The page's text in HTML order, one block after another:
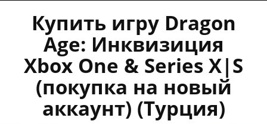
Купить игру Dragon
Age: Инквизиция
Xbox One & Series X|S
(покупка на новый
аккаунт) (Турция)